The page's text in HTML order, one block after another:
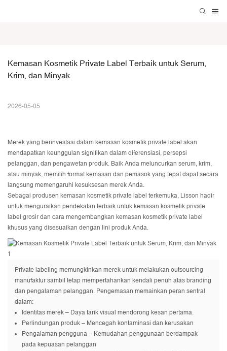
Kemasan Kosmetik Private Label Terbaik untuk Serum,
Krim, dan Minyak
2026-05-05
Merek yang berinvestasi dalam kemasan kosmetik private label akan
mendapatkan keunggulan signifikan dalam diferensiasi, persepsi
pelanggan, dan pengawetan produk. Baik Anda meluncurkan serum, krim,
atau minyak, memilih format kemasan dan pemasok yang tepat dapat secara
langsung memengaruhi kesuksesan merek Anda.
Sebagai produsen kemasan kosmetik private label terkemuka, Lisson hadir
untuk menguraikan pendekatan terbaik untuk kemasan kosmetik private
label grosir dan cara mengembangkan kemasan kosmetik private label
khusus yang disesuaikan dengan lini produk Anda.
Private labeling memungkinkan merek untuk melakukan outsourcing
manufaktur sambil tetap mempertahankan kendali penuh atas branding
dan pengalaman pelanggan. Pengemasan memainkan peran sentral
dalam:
Identitas merek – Daya tarik visual mendorong kesan pertama.
Perlindungan produk – Mencegah kontaminasi dan kerusakan
Pengalaman pengguna – Kemudahan penggunaan berdampak
pada kepuasan pelanggan